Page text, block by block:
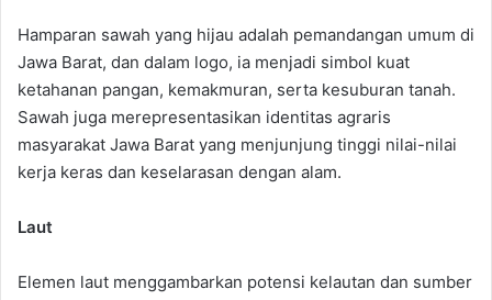
Hamparan sawah yang hijau adalah pemandangan umum di
Jawa Barat, dan dalam logo, ia menjadi simbol kuat
ketahanan pangan, kemakmuran, serta kesuburan tanah.
Sawah juga merepresentasikan identitas agraris
masyarakat Jawa Barat yang menjunjung tinggi nilai-nilai
kerja keras dan keselarasan dengan alam.
Laut
Elemen laut menggambarkan potensi kelautan dan sumber